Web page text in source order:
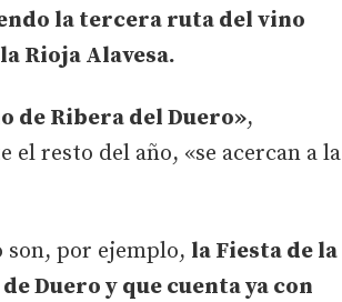
la tercera ruta del vino
Rioja Alavesa.
de Ribera del Duero»,
resto del año, «se acercan a la
por ejemplo, la Fiesta de la
Duero y que cuenta ya con